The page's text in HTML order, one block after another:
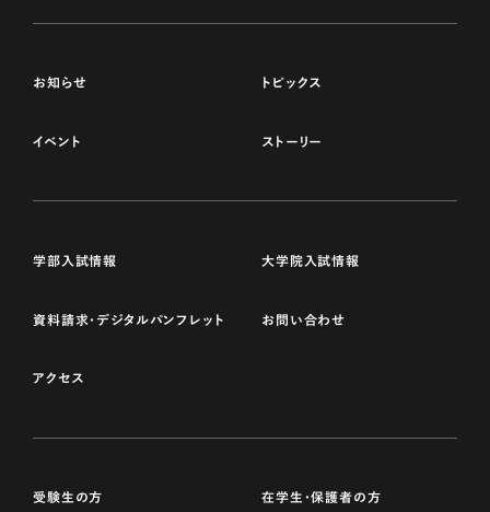
お知らせ トピックス
イベント ストーリー
学部入試情報 大学院入試情報
資料請求・デジタルパンフレット お問い合わせ
アクセス
受験生の方 在学生・保護者の方